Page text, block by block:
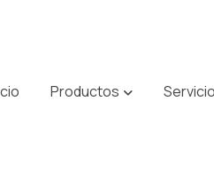
Productos